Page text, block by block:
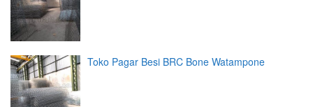
Toko Pagar Besi BRC Bone Watampone